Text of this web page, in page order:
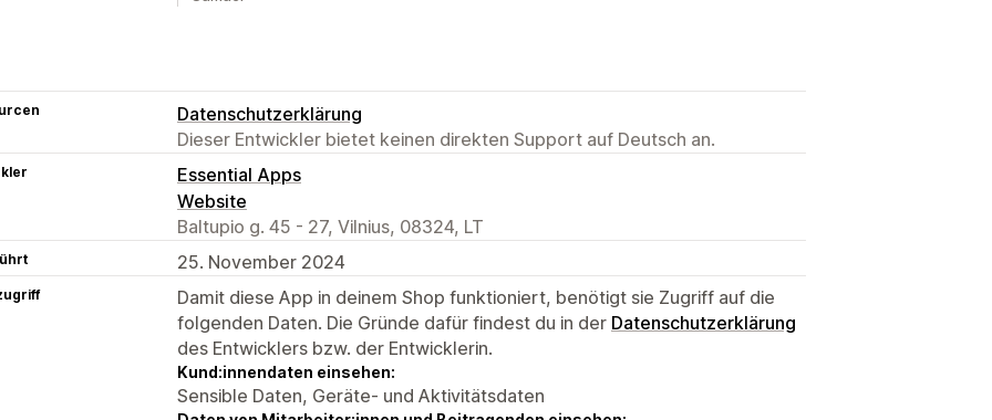
Datenschutzerklärung
Dieser Entwickler bietet keinen direkten Support auf Deutsch an.
Essential Apps
Website
Baltupio g. 45 - 27, Vilnius, 08324, LT
25. November 2024
Damit diese App in deinem Shop funktioniert, benötigt sie Zugriff auf die
folgenden Daten. Die Gründe dafür findest du in der Datenschutzerklärung
des Entwicklers bzw. der Entwicklerin.
Kund:innendaten einsehen:
Sensible Daten, Geräte- und Aktivitätsdaten